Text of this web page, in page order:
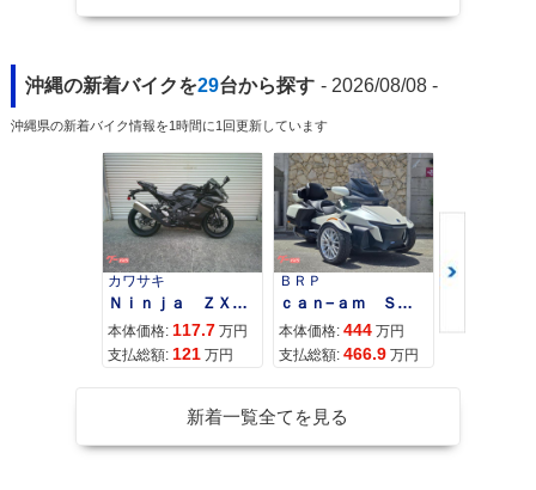
2014年 Ninja 400
2014年 Ninja 400 A
n・追加
沖縄の新着バイクを29台から探す - 2026/08/08 -
沖縄県の新着バイク情報を1時間に1回更新しています
カワサキ
Ｎｉｎｊａ ＺＸ−４Ｒ ＳＥ
本体価格: 117.7 万円
支払総額: 121 万円
ＢＲＰ
ｃａｎ−ａｍ ＳＰＹＤＥＲ ＲＴ ＬＩＭＩＴＥＤ
本体価格: 444 万円
支払総額: 466.9 万円
スズキ
本体価格:
新着一覧全てを見る